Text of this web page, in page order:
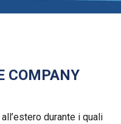
COMPANY
durante i quali